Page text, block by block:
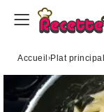
Accueil ›Plat principal